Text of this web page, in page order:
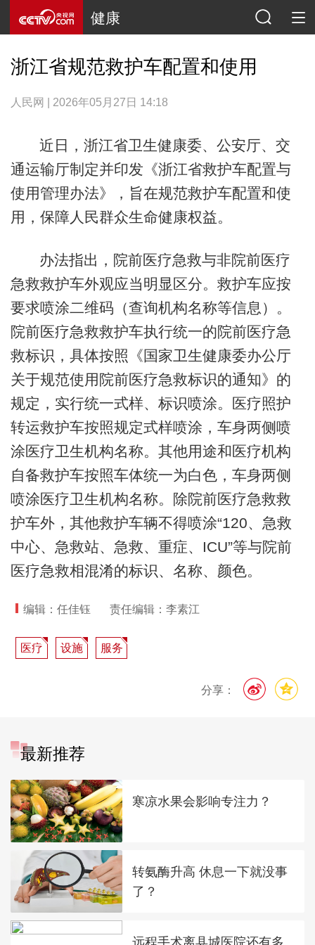
健康
浙江省规范救护车配置和使用
人民网 | 2026年05月27日 14:18
近日，浙江省卫生健康委、公安厅、交
通运输厅制定并印发《浙江省救护车配置与
使用管理办法》，旨在规范救护车配置和使
用，保障人民群众生命健康权益。
办法指出，院前医疗急救与非院前医疗
急救救护车外观应当明显区分。救护车应按
要求喷涂二维码（查询机构名称等信息）。
院前医疗急救救护车执行统一的院前医疗急
救标识，具体按照《国家卫生健康委办公厅
关于规范使用院前医疗急救标识的通知》的
规定，实行统一式样、标识喷涂。医疗照护
转运救护车按照规定式样喷涂，车身两侧喷
涂医疗卫生机构名称。其他用途和医疗机构
自备救护车按照车体统一为白色，车身两侧
喷涂医疗卫生机构名称。除院前医疗急救救
护车外，其他救护车辆不得喷涂“120、急救
中心、急救站、急救、重症、ICU”等与院前
医疗急救相混淆的标识、名称、颜色。
编辑：任佳钰 责任编辑：李素江
医疗 设施 服务
分享：
最新推荐
寒凉水果会影响专注力？
转氨酶升高 休息一下就没事
了？
远程手术离县城医院还有多